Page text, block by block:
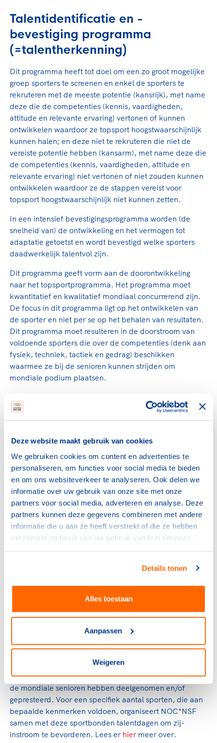
Deze website maakt gebruik van cookies
We gebruiken cookies om content en advertenties te
personaliseren, om functies voor social media te bieden
en om ons websiteverkeer te analyseren. Ook delen we
informatie over uw gebruik van onze site met onze
partners voor social media, adverteren en analyse. Deze
partners kunnen deze gegevens combineren met andere
informatie die u aan ze heeft verstrekt of die ze hebben
verzameld op basis van uw gebruik van hun services.
Details tonen
Alles toestaan
Aanpassen
Weigeren
een rondje fietsen, door samen te skaten of naar
de sportschool te gaan. Door samen te juichen
voor Sifan Hassan, Rico Verhoeven, Diede de
Groot en het Nederlands Elftal. Of met trots te
genieten van de karatewedstrijd van je dochter,
de halve marathon van je moeder of de
hockeywedstrijd van je buurjongen.
Lees verder
Beroepskrachten
Samen voor een veilige
sportomgeving
Voor welk gedrag staat de club? Wat mag wel
langs de lijn, in de kleedkamer, kantine en online?
En wat mag vooral niet? Een gedragscode geeft
hier richting aan en is dus een belangrijk
onderdeel van het clubbeleid rondom gewenst en
ongewenst gedrag.
Lees verder
De TeamNL Academie biedt een leer- en
ontwikkelprogramma voor de volgende functies
binnen TeamNL programma's: experts, coaches,
toekomstig kader.
Lees verder
Talentidentificatie en -
bevestiging programma
(=talentherkenning)
Dit programma heeft tot doel om een zo groot mogelijke
groep sporters te screenen en enkel de sporters te
rekruteren met de meeste potentie (kansrijk), met name
deze die de competenties (kennis, vaardigheden,
attitude en relevante ervaring) vertonen of kunnen
ontwikkelen waardoor ze topsport hoogstwaarschijnlijk
kunnen halen; en deze niet te rekruteren die niet de
vereiste potentie hebben (kansarm), met name deze die
de competenties (kennis, vaardigheden, attitude en
relevante ervaring) niet vertonen of niet zouden kunnen
ontwikkelen waardoor ze de stappen vereist voor
topsport hoogstwaarschijnlijk niet kunnen zetten.
In een intensief bevestigingsprogramma worden (de
snelheid van) de ontwikkeling en het vermogen tot
adaptatie getoetst en wordt bevestigd welke sporters
daadwerkelijk talentvol zijn.
Dit programma geeft vorm aan de doorontwikkeling
naar het topsportprogramma. Het programma moet
kwantitatief en kwalitatief mondiaal concurrerend zijn.
De focus in dit programma ligt op het ontwikkelen van
de sporter en niet per se op het behalen van resultaten.
Dit programma moet resulteren in de doorstroom van
voldoende sporters die over de competenties (denk aan
fysiek, techniek, tactiek en gedrag) beschikken
waarmee ze bij de senioren kunnen strijden om
mondiale podium plaatsen.
Topsport programma
voor op het mondiale seniorenpodium. Hoewel de focus
sporter naar het presteren van de sporter, zal een
sporter in dit programma nog steeds door ontwikkelen.
Het proces van ontwikkeling stopt niet bij de doorstroom
Zij-instroom programma (transfer
/ talentswitch)
Dit programma draagt zorg voor de instroom van
Het overstappen naar een andere sport wordt ook wel
transfer of talentswitch genoemd. Het is bijvoorbeeld
mogelijk dat een sporter niet al vanaf acht jaar voor het
podium instroomt in het opleidingsprogramma van een
bond, maar op een later tijdstip via dezelfde of een
andere sport.
Zij-instroom kan, afhankelijk van de sport, in alle
opleidingsfasen plaatsvinden, ook bij sporters die al bij
de mondiale senioren hebben deelgenomen en/of
gepresteerd. Voor een specifiek aantal sporten, die aan
bepaalde kenmerken voldoen, organiseert NOC*NSF
samen met deze sportbonden talentdagen om zij-
instroom te bevorderen. Lees er hier meer over.